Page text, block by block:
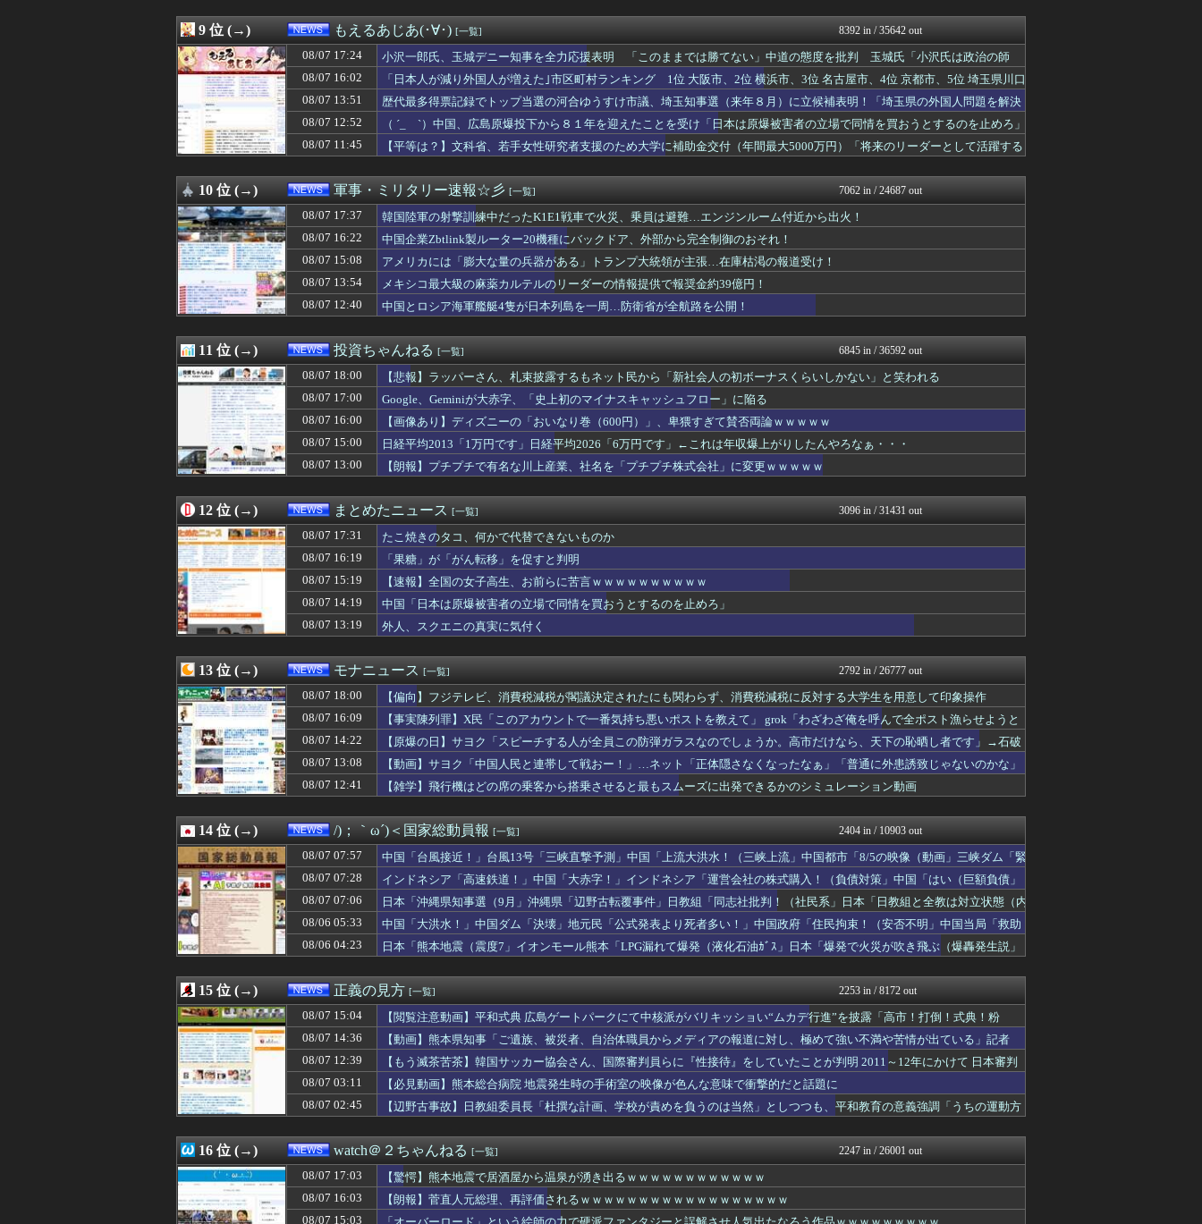
08/07 14:16
社会人になって急に利用頻度が増える用語ｗ
ふぇー速
08/07 14:14
私「さきに払っておくね！お会計4430円だったよ！」さて、この時いくら私に渡す...
ふぇー速
08/07 14:12
【警告】住宅ローン、ガチでヤバくなるぞ・・・・・
NEWSまとめもりー｜2c...
08/07 14:10
中国政府「原爆投下の背景こそ反省が必要だ」と主張
保守速報
08/07 14:10
【速報】パさん「平和を願う式典なのに防弾ガラスと防弾バッグSP」安倍元首相の悲...
おーるじゃんる
08/07 14:07
【ニュース】 韓国が熊本被災地に水を支援 ⇒ トイレの水にｗｗｗｗｗｗｗ
あじあニュースちゃんねる
08/07 14:03
【悲報】小学館の編集者「服脱いで、胸見せて」 グラビア志望の女性に迫った過激要...
watch＠２ちゃんねる
08/07 14:01
【総務省人事】エース級の財務官僚・一松旬氏が“異例転出”へ 官邸幹部「協力的で...
痛いニュース(ﾉ∀`)
08/07 14:00
【思いやり予算】実務協議開始 米、増額要求の構え
常識的に考えた
08/07 14:00
「インコを見せてあげる」少女を公園内に誘い込みわいせつか男を逮捕。小学生2人に...
みそパンNEWS
08/07 14:00
愛煙家「喫煙者の権利がマジで侵害されてる。これ合法ですから。いくら税金を我々が...
オレ的ゲーム速報＠刃
08/07 13:55
消費税減税に反旗…小渕優子氏の主張に「さっさと離党すればいいのに」SNSで逆風...
国難にあってもの申す！！
08/07 13:54
メキシコ最大級の麻薬カルテルのリーダーの情報提供で報奨金約39億円！
08/07 13:51
MEGAドン・キホーテ姫路広畑店の露店で販売された｢うなぎのかば焼き｣で食中毒...
理想ちゃんねる
08/07 13:51
歴代最多得票記録でトップ当選の河合ゆうすけ市議、埼玉知事選（来年８月）に立候補...
もえるあじあ(･∀･)
08/07 13:49
高市首相の熊本視察動画にケチを付けたタレント、「正体バレバレよな」と黒電話の呼...
08/07 13:40
経済大国の日本、世界に売るものがなさすぎて史上初めて韓国台湾に輸出額抜かされ置...
にゅーすアルー！
08/07 13:38
【大阪】マスコミ「警察官が発砲し“刃物男”死亡！」 → ネットで拡散された現場...
政経ワロスまとめニュース♪
08/07 13:29
共産党「これは酷い…京都市でマイナンバーカードを持たない29万人がポイント給付...
日本第一！ニュース録
08/07 13:20
韓国の人気コーヒーチェーン「ペクスダバン」が日本初上陸！東京・新橋に1号店オー...
キムチ速報
08/07 13:19
外人、スクエニの真実に気付く
まとめたニュース
08/07 13:15
氷山の一角ニダ！ 〜 【聯合ニュース】 韓国サッカー協会 2011～12年に国...
08/07 13:12
【悲報】秋田さん、なぜかUAEから目をつけられ2,000,000,000,00...
NEWSまとめもりー｜2c...
08/07 13:12
実質消費支出は7カ月連続のマイナス、前年同月比3.3%減－6月
かせまと！
08/07 13:10
中国、止められないEV製造 売れず在庫山積み「売れたこと」にして補助金を騙し取...
おーるじゃんる
08/07 13:09
15歳少女に薬と酒飲ませカラオケ店で性的暴行、動画撮影 54歳無職を再逮捕 動...
08/07 13:08
【動画】サヨク「中国人民と連帯して戦おー！」…ネット「正体隠さなくなったなぁ」...
モナニュース
08/07 13:03
【画像】高市早苗、殺されることに怯え始めるwwwwwwwww
watch＠２ちゃんねる
08/07 13:00
【消費減税閣議決定】「反対」の財務省敗北 首相の不信根強く 人事介入をちらつか...
常識的に考えた
08/07 13:00
中居正広さん、ひそかに◯◯していた・・・
08/07 13:00
【文科省】女性研究者支援に補助、１大学に年間５０００万円…出産・子育と両立でき...
08/07 13:00
【朗報】プチプチで有名な川上産業、社名を「プチプチ株式会社」に変更ｗｗｗｗｗ
投資ちゃんねる
08/07 12:55
賃上げ原資を確保できない…2026年7月 「人手不足」倒産 過去最多の63件・...
国難にあってもの申す！！
08/07 12:52
（ ´_ゝ`）中国、広島原爆投下から８１年を迎えたことを受け「日本は原爆被害者...
08/07 12:49
「人に恨みを買うようなことをしている自覚はあるんだな」と高市首相を嘲笑った左派...
08/07 12:45
詐欺師「保釈金を払えば逮捕されない」 30代男性 1342万円騙し取られたあと...
かせまと！
08/07 12:40
中国とロシア海軍艦艇4隻が日本列島を一周…防衛省が全航路を公開！
軍事・ミリタリー速報☆彡
08/07 12:40
【悲報】フェミニスト「野球場の売り子は男がやれ！いつまで女性を奴隷扱いする気だ...
おーるじゃんる
08/07 12:39
【もう滅茶苦茶】韓国サッカー協会さん、国際審判員らに『性接待』をしていたことが...
正義の見方
08/07 12:35
インフルエンサー「20歳でアルファード一括で買えちゃう私って素敵」
ニュース30over
08/07 12:30
【激安速報】ダイヤモンドの功罪、リアル、ひゃくえむ。などがKindleで実質半...
オレ的ゲーム速報＠刃
08/07 12:29
「あのヤフコメ民すらドン引きしてて草」と某事件の衝撃的な公判が話題に、なんか変...
U-1 NEWS.
08/07 12:29
【消費減税】日本の社会保障、岐路に 財源5兆円見通し立たず
日本第一！ニュース録
08/07 12:28
共産党信者「募金で共産党を叩くのは、頑張る人を邪魔したいという日本人らしい薄暗...
まとめたニュース
08/07 12:21
財務省､4～6月の為替介入日数は大型連休中3日間 総額11兆7349億円 4月...
理想ちゃんねる
08/07 12:19
今週末、日本一過酷な山岳レース「TJAR」が開催される
かせまと！
08/07 12:12
【捏造】ナフサ境野春彦、AI捏造画像を使った高市首相批判記事を公開→大炎上して...
モナニュース
08/07 12:12
【画像】元TOKIO山口達也さん、家賃3万4000円の湘南の家からYouTub...
NEWSまとめもりー｜2c...
08/07 12:10
【広陵高野球部暴力問題】第三委「事実を認めることは困難」元部員「SNS開示請求...
おーるじゃんる
08/07 12:08
【悲報】玉川徹さん、警官の発泡での包丁男死亡に「絶対に死刑にならない罪なのに警...
政経ワロスまとめニュース♪
08/07 12:07
中国外務省「日本は原爆落とされて当然。どの国も同情なんかしない」
あじあニュースちゃんねる
08/07 12:03
【正論】カンニング竹山、消費税減税失敗→増税の流れ想像「次誰が総理やりたいと思...
watch＠２ちゃんねる
08/07 12:00
松のや「ママ応援企画」がなぜ許されない？「窮屈な世の中」に住む不幸、「尊重し合...
常識的に考えた
08/07 12:00
【超悲報】Z新入社員、意地でも「9月の社員旅行」の計画をやらないｗｗｗｗｗ
投資ちゃんねる
08/07 12:00
小池知事、「ブラックボックス」批判した自民都連と蜜月 変化の事情
黒マッチョニュース
08/07 12:00
【従業員退職型倒産】従業員「退職」で倒産、5年連続で増加 過去最多ペースで推移... みそパンNEWS
9 位 (→) もえるあじあ(･∀･) [一覧] 8392 in / 35642 out
08/07 17:24
小沢一郎氏、玉城デニー知事を全力応援表明 「このままでは勝てない」中道の態度を批判 玉城氏「小沢氏は政治の師
匠」※中道は支援表明せず
08/07 16:02
「日本人が減り外国人が増えた｣市区町村ランキング 1位 大阪市、2位 横浜市、3位 名古屋市、4位 京都市、5位 埼玉県川口
市
08/07 13:51
歴代最多得票記録でトップ当選の河合ゆうすけ市議、埼玉知事選（来年８月）に立候補表明！「埼玉県の外国人問題を解決
するには、知事選で保守の政治家が立ち上がるしかない」保守一本化を訴え
08/07 12:52
（ ´_ゝ`）中国、広島原爆投下から８１年を迎えたことを受け「日本は原爆被害者の立場で同情を買おうとするのを止めろ」
08/07 11:45
【平等は？】文科省、若手女性研究者支援のため大学に補助金交付（年間最大5000万円）「将来のリーダーとして活躍する
10 位 (→) 軍事・ミリタリー速報☆彡 [一覧] 7062 in / 24687 out
08/07 17:37
韓国陸軍の射撃訓練中だったK1E1戦車で火災、乗員は避難…エンジンルーム付近から出火！
08/07 16:22
中国企業Zbtlink製ルーター20機種にバックドア、外部から完全制御のおそれ！
08/07 15:08
アメリカには「膨大な量の兵器がある」トランプ大統領が主張…在庫枯渇の報道受け！
08/07 13:54
メキシコ最大級の麻薬カルテルのリーダーの情報提供で報奨金約39億円！
08/07 12:40
中国とロシア海軍艦艇4隻が日本列島を一周…防衛省が全航路を公開！
11 位 (→) 投資ちゃんねる [一覧] 6845 in / 36592 out
08/07 18:00
【悲報】ラッパーさん、札束披露するもネット民から「新社会人の初ボーナスくらいしかない」と笑われる
08/07 17:00
Google、Geminiが大赤字、「史上初のマイナスキャッシュフロー」に陥る
08/07 16:00
【画像あり】ディズニーの「おいなり巻（600円）」、卑猥すぎて賛否両論ｗｗｗｗｗ
08/07 15:00
日経平均2013「1万円です」日経平均2026「6万円です」←これは年収爆上がりしたんやろなぁ・・・
08/07 13:00
【朗報】プチプチで有名な川上産業、社名を「プチプチ株式会社」に変更ｗｗｗｗｗ
12 位 (→) まとめたニュース [一覧] 3096 in / 31431 out
08/07 17:31
たこ焼きのタコ、何かで代替できないものか
08/07 16:19
「果糖」が「がん転移」を促すと判明
08/07 15:19
【速報】全国の女子高生、お前らに苦言ｗｗｗｗｗｗｗｗｗｗ
08/07 14:19
中国「日本は原爆被害者の立場で同情を買おうとするのを止めろ」
08/07 13:19
外人、スクエニの真実に気付く
13 位 (→) モナニュース [一覧] 2792 in / 26777 out
08/07 18:00
【偏向】フジテレビ、消費税減税が閣議決定されたにも関わらず、消費税減税に反対する大学生を用意して印象操作
08/07 16:09
【事実陳列罪】X民「このアカウントで一番気持ち悪いポストを教えて」 grok「わざわざ俺を呼んで全ポスト漁らせようと
してるこのポストが一番気持ち悪い」
08/07 14:22
【原爆の日】サヨク「スピーチする人が全員この防弾ガラスなのでしょうか。高市だけなら、天下の恥晒し者です」→石破
茂も防弾ガラスで演説してました
08/07 13:08
【動画】サヨク「中国人民と連帯して戦おー！」…ネット「正体隠さなくなったなぁ」「普通に外患誘致じゃないのかな」
08/07 12:41
【雑学】飛行機はどの席の乗客から搭乗させると最もスムーズに出発できるかのシミュレーション動画
14 位 (→) /)；｀ω´)＜国家総動員報 [一覧] 2404 in / 10903 out
08/07 07:57
中国「台風接近！」台風13号「三峡直撃予測」中国「上流大洪水！（三峡上流」中国都市「8/5の映像（動画」三峡ダム「緊
急放流（決壊危機」中国「下流大水害（震え声」→
08/07 07:28
インドネシア「高速鉄道！」中国「大赤字！」インドネシア「運営会社の株式購入！（負債対策」中国「はい（巨額負債」
インドネシア「700km延伸計画！（実質中止」→
08/07 07:06
日本「沖縄県知事選（9月」沖縄県「辺野古転覆事件」日教組「同志社批判！（社民系」日本「日教組と全教は対立状態（内
ｹﾞﾊﾞ」特別調査委員会「同志社に猛省促す」→
08/06 05:33
中国「大洪水！」中国ダム「決壊」地元民「公式発表より死者多い！」中国政府「住民拘束！（安否不明」中国当局「救助
隊動画も削除」台風13号「三峡ﾀﾞﾑ接近中」→
08/06 04:23
日本「熊本地震（震度7」イオンモール熊本「LPG漏れて爆発（液化石油ｶﾞｽ」日本「爆発で火災が吹き飛ぶ（爆轟発生説」
15 位 (→) 正義の見方 [一覧] 2253 in / 8172 out
08/07 15:04
【閲覧注意動画】平和式典 広島ゲートパークにて中核派がバリキッショい“ムカデ行進”を披露「高市！打倒！式典！粉
砕！」
08/07 14:36
【動画】熊本県知事「ご遺族、被災者、自治体職員からメディアの報道に対し、極めて強い不満や苦情が出ている」記者
「具体的には？」→
08/07 12:39
【もう滅茶苦茶】韓国サッカー協会さん、国際審判員らに『性接待』をしていたことが判明 2011～12年にかけて 日本審判
も対象との指摘も
08/07 03:11
【必見動画】熊本総合病院 地震発生時の手術室の映像が色んな意味で衝撃的だと話題に
08/07 02:45
【辺野古事故】日教組委員長「杜撰な計画、学校が責めを負うのは当然」としつつも、平和教育の意義強調「うちの運動方
16 位 (→) watch＠２ちゃんねる [一覧] 2247 in / 26001 out
08/07 17:03
【驚愕】熊本地震で居酒屋から温泉が湧き出るｗｗｗｗｗｗｗｗｗｗｗｗ
08/07 16:03
【朗報】菅直人元総理、再評価されるｗｗｗｗｗｗｗｗｗｗｗｗｗｗｗｗｗｗ
08/07 15:03